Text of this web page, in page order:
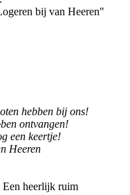
bij van Heeren"
hebben bij ons!
ontvangen!
een keertje!
Heeren
Een heerlijk ruim